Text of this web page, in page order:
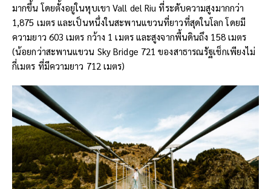
มากขึ้น โดยตั้งอยู่ในหุบเขา Vall del Riu ที่ระดับความสูงมากกว่า
1,875 เมตร และเป็นหนึ่งในสะพานแขวนที่ยาวที่สุดในโลก โดยมี
ความยาว 603 เมตร กว้าง 1 เมตร และสูงจากพื้นดินถึง 158 เมตร
(น้อยกว่าสะพานแขวน Sky Bridge 721 ของสาธารณรัฐเช็กเพียงไม่
กี่เมตร ที่มีความยาว 712 เมตร)